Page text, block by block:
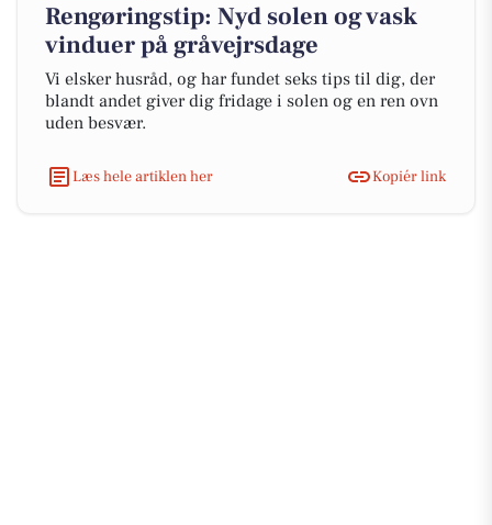
Rengøringstip: Nyd solen og vask
vinduer på gråvejrsdage
Vi elsker husråd, og har fundet seks tips til dig, der
blandt andet giver dig fridage i solen og en ren ovn
uden besvær.
Læs hele artiklen her Kopiér link